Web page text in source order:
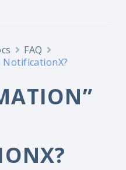
FAQ
NotificationX?